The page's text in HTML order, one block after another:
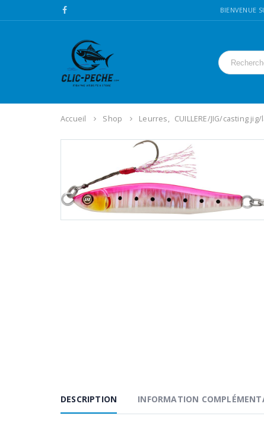
BIENVENUE
Accueil Shop Leurres, CUILLERE/JIG/casting
DESCRIPTION INFORMATION